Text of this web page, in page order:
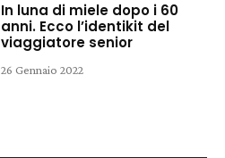
In luna di miele dopo i 60
anni. Ecco l’identikit del
viaggiatore senior
26 Gennaio 2022